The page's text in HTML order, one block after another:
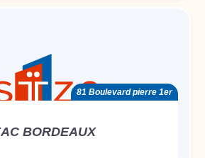
81 Boulevard pierre 1er
BORDEAUX